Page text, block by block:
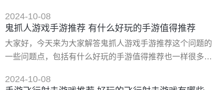
问题，如果碰巧可以解决您的问题，还望关注下本站哦，希
望对各位有所帮助！ 一、男女通吃的高分**手游 这3款小众
且美好 虽然男生们玩游戏是占大部分，不过女生们其实玩游
戏也并不逊色，男女生的游戏偏好有着明显差别，那么接下
2024-10-08
鬼抓人游戏手游推荐 有什么好玩的手游值得推荐
大家好，今天来为大家解答鬼抓人游戏手游推荐这个问题的
一些问题点，包括有什么好玩的手游值得推荐也一样很多人
一起来看看吧！如果解决了您的问题，还望您关注下本站
2024-10-08